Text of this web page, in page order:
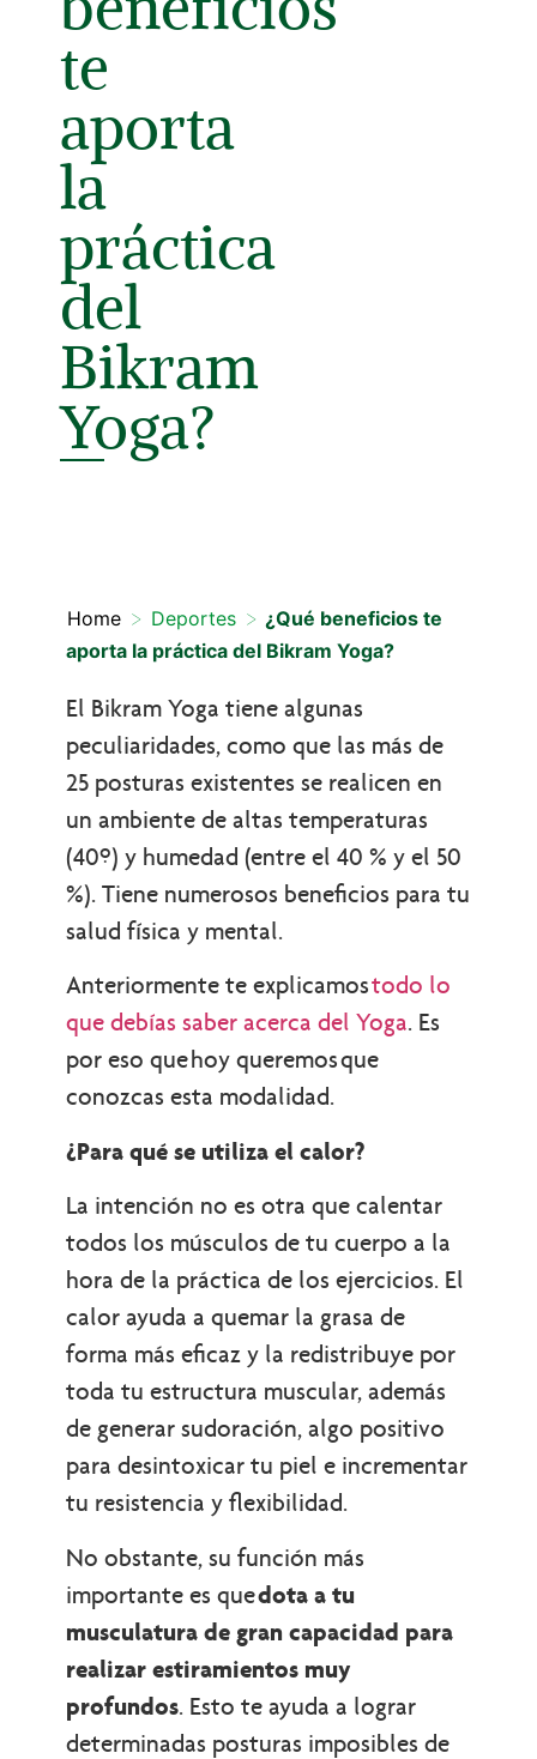
te
aporta
la
práctica
del
Bikram
Yoga?
Home > Deportes > ¿Qué beneficios te
aporta la práctica del Bikram Yoga?
El Bikram Yoga tiene algunas
peculiaridades, como que las más de
25 posturas existentes se realicen en
un ambiente de altas temperaturas
(40º) y humedad (entre el 40 % y el 50
%). Tiene numerosos beneficios para tu
salud física y mental.
Anteriormente te explicamostodo lo
que debías saber acerca del Yoga. Es
por eso que hoy queremos que
conozcas esta modalidad.
¿Para qué se utiliza el calor?
La intención no es otra que calentar
todos los músculos de tu cuerpo a la
hora de la práctica de los ejercicios. El
calor ayuda a quemar la grasa de
forma más eficaz y la redistribuye por
toda tu estructura muscular, además
de generar sudoración, algo positivo
para desintoxicar tu piel e incrementar
tu resistencia y flexibilidad.
No obstante, su función más
importante es quedota a tu
musculatura de gran capacidad para
realizar estiramientos muy
profundos. Esto te ayuda a lograr
determinadas posturas imposibles de